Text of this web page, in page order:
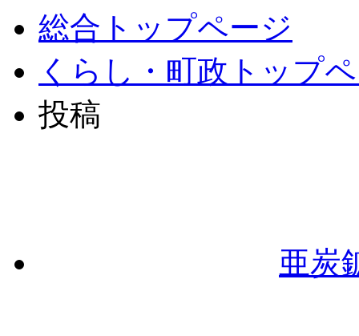
総合トップページ
くらし・町政トップ
投稿
亜炭